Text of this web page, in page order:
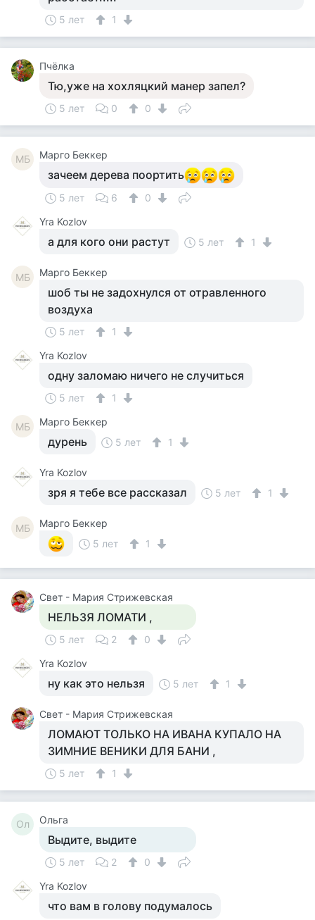
5 лет 1
Пчёлка
Тю,уже на хохляцкий манер запел?
5 лет 0 0
MБ Mарго Беккер
зачеем дерева поортить
5 лет 6
0
Yra Kozlov
а для кого они растут 5 лет 1
MБ Mарго Беккер
шоб ты не задохнулся от отравленного
воздуха
5 лет
1
Yra Kozlov
одну заломаю ничего не случиться
5 лет 1
MБ Mарго Беккер
дурень 5 лет 1
Yra Kozlov
зря я тебе все рассказал 5 лет 1
MБ
Mарго Беккер
5 лет
1
Свет - Мария Стрижевская
НЕЛЬЗЯ ЛОМАТИ ,
5 лет 2
0
Yra Kozlov
ну как это нельзя 5 лет 1
Свет - Мария Стрижевская
ЛОМАЮТ ТОЛЬКО НА ИВАНА КУПАЛО НА
ЗИМНИЕ ВЕНИКИ ДЛЯ БАНИ ,
5 лет 1
Ол Ольга
Выдите, выдите
5 лет 2
0
Yra Kozlov
что вам в голову подумалось